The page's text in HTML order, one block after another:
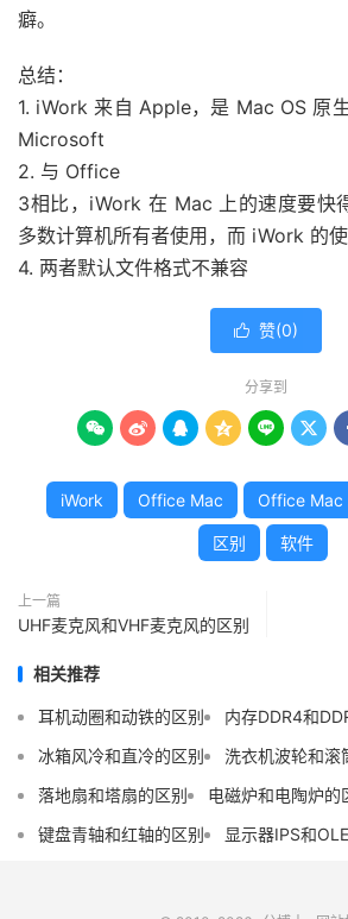
癖。
总结：
1. iWork 来自 Apple，是 Mac OS 原
Microsoft
2. 与 Office
3相比，iWork 在 Mac 上的速度要快
多数计算机所有者使用，而 iWork 的
4. 两者默认文件格式不兼容
 赞(0)
分享到
     
iWork Office Mac Office Mac
区别 软件
上一篇
UHF麦克风和VHF麦克风的区别
相关推荐
耳机动圈和动铁的区别
内存DDR4和
冰箱风冷和直冷的区别
洗衣机波轮和滚
落地扇和塔扇的区别
电磁炉和电陶炉的
键盘青轴和红轴的区别
显示器IPS和